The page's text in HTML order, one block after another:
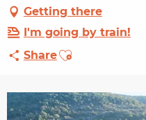
Getting there
I'm going by train!
ShareAjouter aux